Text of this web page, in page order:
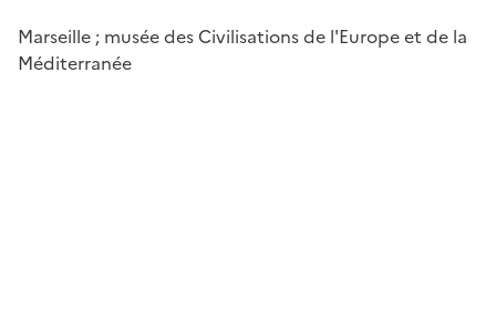
Marseille ; musée des Civilisations de l'Europe et de la
Méditerranée